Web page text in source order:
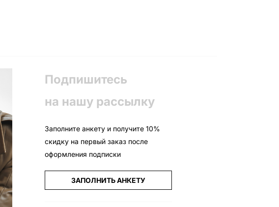
Подпишитесь
на нашу рассылку
Заполните анкету и получите 10%
скидку на первый заказ после
оформления подписки
ЗАПОЛНИТЬ АНКЕТУ